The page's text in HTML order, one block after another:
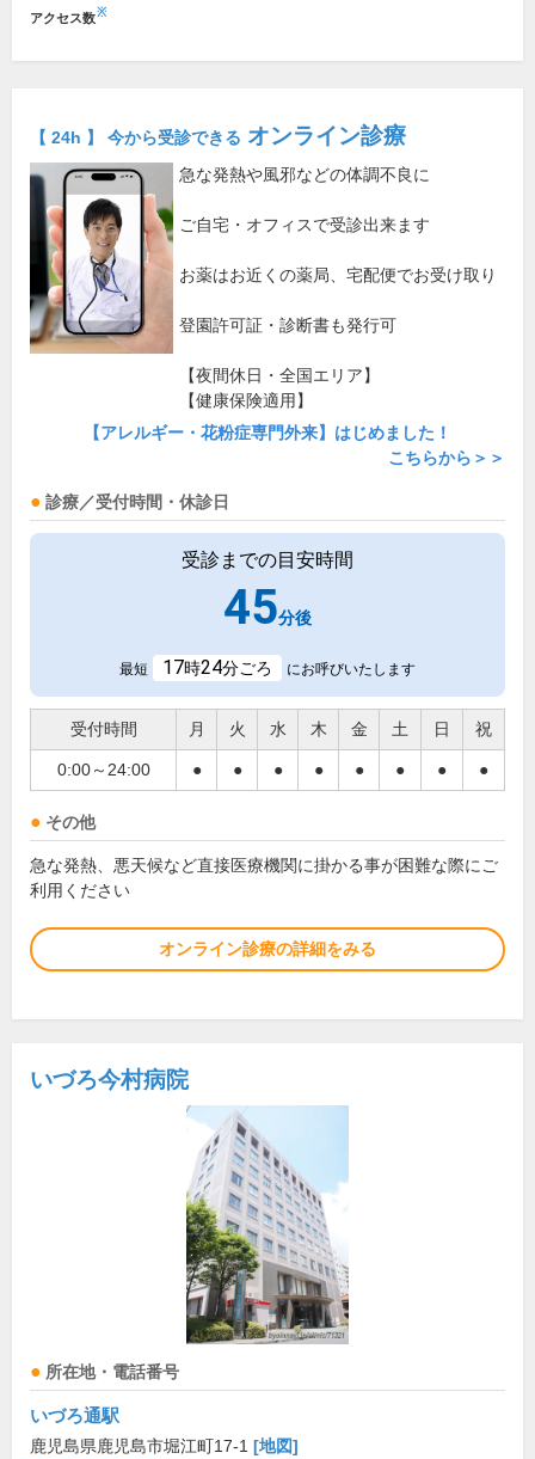
アクセス数※
【 24h 】 今から受診できる オンライン診療
急な発熱や風邪などの体調不良に
ご自宅・オフィスで受診出来ます
お薬はお近くの薬局、宅配便でお受け取り
登園許可証・診断書も発行可
【夜間休日・全国エリア】
【健康保険適用】
【アレルギー・花粉症専門外来】はじめました！
こちらから＞＞
診療／受付時間・休診日
受診までの目安時間
45分後
最短 17時24分ごろ にお呼びいたします
受付時間 月 火 水 木 金 土 日 祝
0:00～24:00 ● ● ● ● ● ● ● ●
その他
急な発熱、悪天候など直接医療機関に掛かる事が困難な際にご
利用ください
オンライン診療の詳細をみる
いづろ今村病院
所在地・電話番号
いづろ通駅
鹿児島県鹿児島市堀江町17-1 [地図]